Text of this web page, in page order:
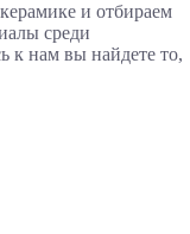
и отбираем
среди
к нам вы найдете то,